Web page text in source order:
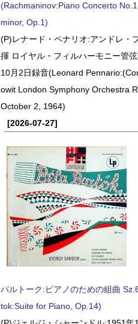
(Rachmaninov:Piano Concerto
minor, Op.1)
(P)レナード・ペナリオ:アンドレ・
揮 ロイヤル・フィルハーモニー管
10月2日録音(Leonard
owit London Symphony Orchestra
October 2, 1964)
[2026-07-27]
バルトーク:ピアノのための組曲
tok:Suite for Piano, Op.14)